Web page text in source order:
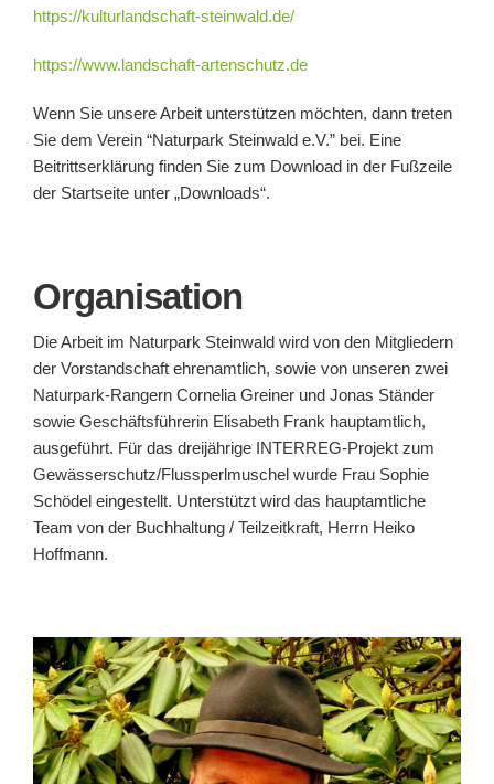
https://kulturlandschaft-steinwald.de/
https://www.landschaft-artenschutz.de
Wenn Sie unsere Arbeit unterstützen möchten, dann treten
Sie dem Verein “Naturpark Steinwald e.V.” bei. Eine
Beitrittserklärung finden Sie zum Download in der Fußzeile
der Startseite unter „Downloads“.
Organisation
Die Arbeit im Naturpark Steinwald wird von den Mitgliedern
der Vorstandschaft ehrenamtlich, sowie von unseren zwei
Naturpark-Rangern Cornelia Greiner und Jonas Ständer
sowie Geschäftsführerin Elisabeth Frank hauptamtlich,
ausgeführt. Für das dreijährige INTERREG-Projekt zum
Gewässerschutz/Flussperlmuschel wurde Frau Sophie
Schödel eingestellt. Unterstützt wird das hauptamtliche
Team von der Buchhaltung / Teilzeitkraft, Herrn Heiko
Hoffmann.